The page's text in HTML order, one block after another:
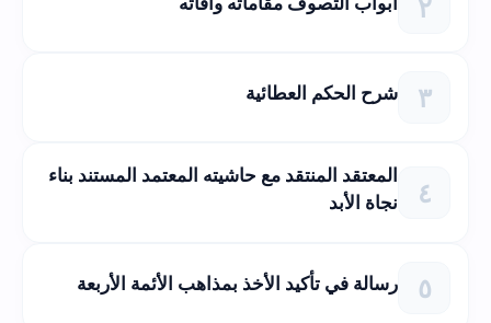
شرح الحكم العطائية
المعتقد المنتقد مع حاشيته المعتمد المستند بناء
نجاة الأبد
رسالة في تأكيد الأخذ بمذاهب الأئمة الأربعة